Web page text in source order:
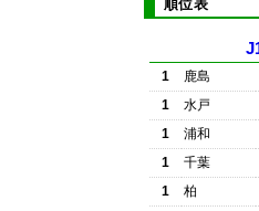
順位表
1 鹿島
1
水戸
1
浦和
1
千葉
1
柏